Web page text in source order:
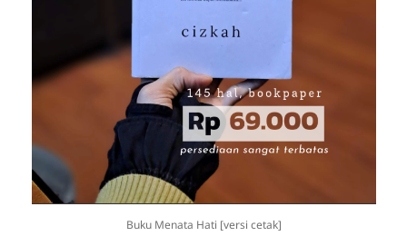
Buku Menata Hati [versi cetak]